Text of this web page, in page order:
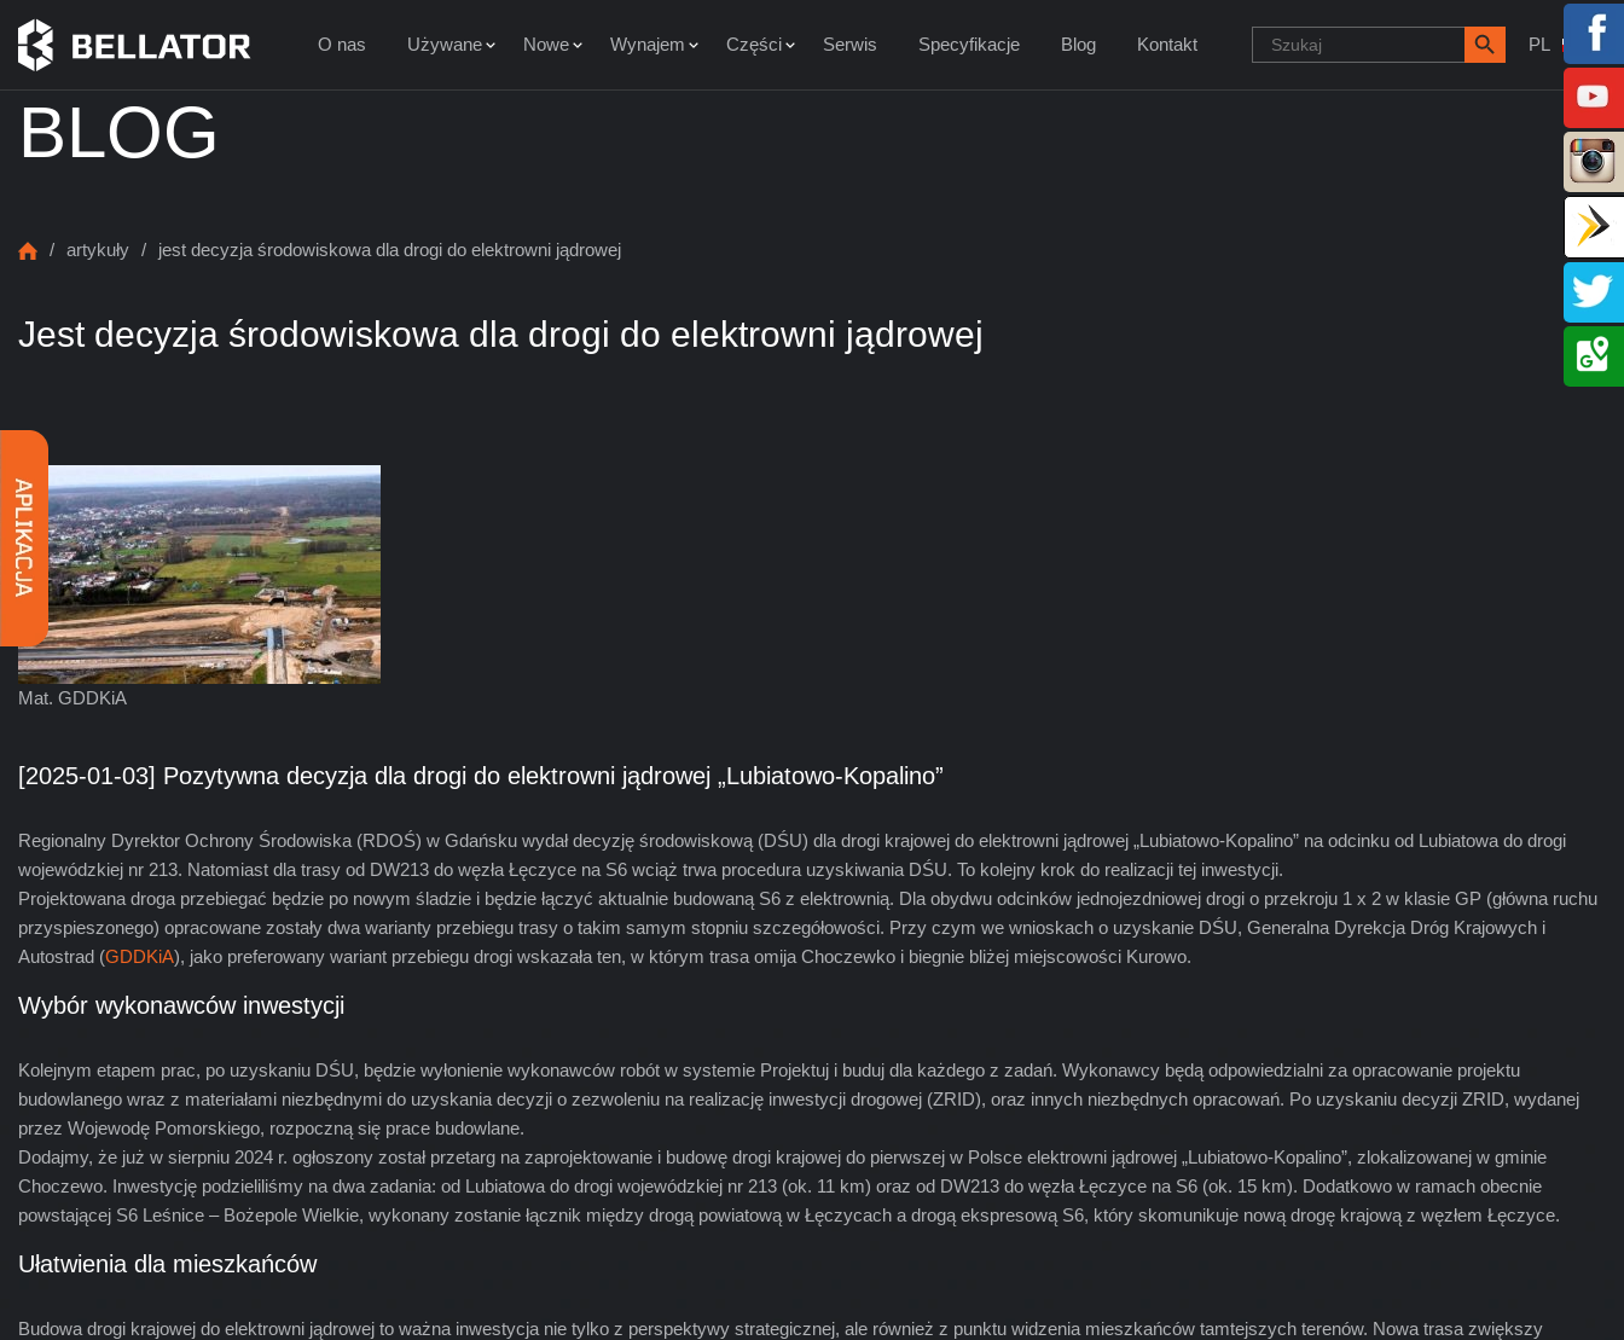
O nas Używane Nowe Wynajem Części Serwis Specyfikacje Blog Kontakt PL
BLOG
/ artykuły / jest decyzja środowiskowa dla drogi do elektrowni jądrowej
Jest decyzja środowiskowa dla drogi do elektrowni jądrowej
Mat. GDDKiA
[2025-01-03] Pozytywna decyzja dla drogi do elektrowni jądrowej „Lubiatowo-Kopalino”
Regionalny Dyrektor Ochrony Środowiska (RDOŚ) w Gdańsku wydał decyzję środowiskową (DŚU) dla drogi krajowej do elektrowni jądrowej „Lubiatowo-Kopalino” na odcinku od Lubiatowa do drogi
wojewódzkiej nr 213. Natomiast dla trasy od DW213 do węzła Łęczyce na S6 wciąż trwa procedura uzyskiwania DŚU. To kolejny krok do realizacji tej inwestycji.
Projektowana droga przebiegać będzie po nowym śladzie i będzie łączyć aktualnie budowaną S6 z elektrownią. Dla obydwu odcinków jednojezdniowej drogi o przekroju 1 x 2 w klasie GP (główna ruchu
przyspieszonego) opracowane zostały dwa warianty przebiegu trasy o takim samym stopniu szczegółowości. Przy czym we wnioskach o uzyskanie DŚU, Generalna Dyrekcja Dróg Krajowych i
Autostrad (GDDKiA), jako preferowany wariant przebiegu drogi wskazała ten, w którym trasa omija Choczewko i biegnie bliżej miejscowości Kurowo.
Wybór wykonawców inwestycji
Kolejnym etapem prac, po uzyskaniu DŚU, będzie wyłonienie wykonawców robót w systemie Projektuj i buduj dla każdego z zadań. Wykonawcy będą odpowiedzialni za opracowanie projektu
budowlanego wraz z materiałami niezbędnymi do uzyskania decyzji o zezwoleniu na realizację inwestycji drogowej (ZRID), oraz innych niezbędnych opracowań. Po uzyskaniu decyzji ZRID, wydanej
przez Wojewodę Pomorskiego, rozpoczną się prace budowlane.
Dodajmy, że już w sierpniu 2024 r. ogłoszony został przetarg na zaprojektowanie i budowę drogi krajowej do pierwszej w Polsce elektrowni jądrowej „Lubiatowo-Kopalino”, zlokalizowanej w gminie
Choczewo. Inwestycję podzieliliśmy na dwa zadania: od Lubiatowa do drogi wojewódzkiej nr 213 (ok. 11 km) oraz od DW213 do węzła Łęczyce na S6 (ok. 15 km). Dodatkowo w ramach obecnie
powstającej S6 Leśnice – Bożepole Wielkie, wykonany zostanie łącznik między drogą powiatową w Łęczycach a drogą ekspresową S6, który skomunikuje nową drogę krajową z węzłem Łęczyce.
Ułatwienia dla mieszkańców
Budowa drogi krajowej do elektrowni jądrowej to ważna inwestycja nie tylko z perspektywy strategicznej, ale również z punktu widzenia mieszkańców tamtejszych terenów. Nowa trasa zwiększy